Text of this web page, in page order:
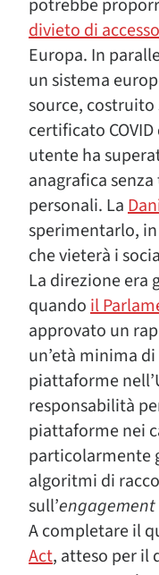
potrebbe
divieto di accesso
Europa. In
un sistema
source,
certificato
utente ha
anagrafica
personali. La
sperimentarlo,
che vieterà i
La direzione era
quandoil
approvato un
un’età minima
piattaforme
responsabilità
piattaforme nei
particolarmente
algoritmi di
sull’engagement
A completare il
Act, atteso per il